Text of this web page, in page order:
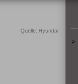
Quelle: Hyundai